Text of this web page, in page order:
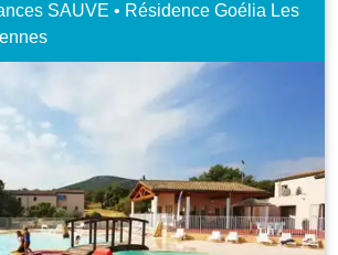
SAUVE • Résidence Goélia Les